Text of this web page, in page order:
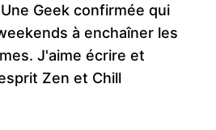
Geek confirmée qui
à enchaîner les
J'aime écrire et
Zen et Chill